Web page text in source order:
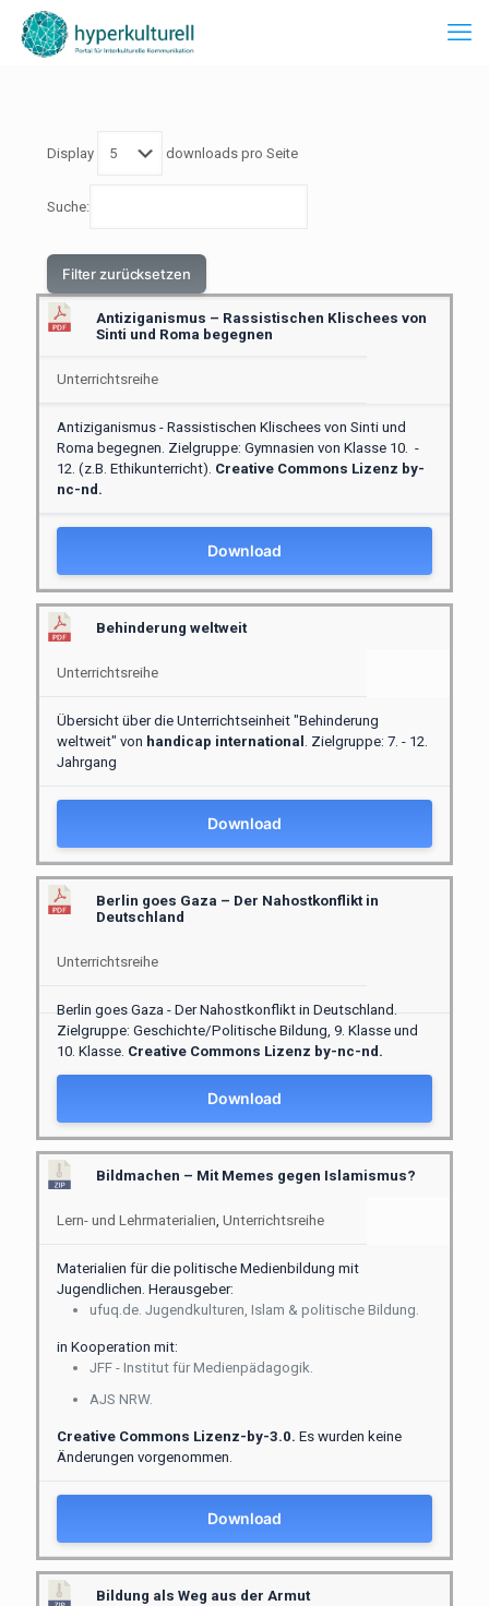
Display downloads pro Seite
Suche:
Filter zurücksetzen
Antiziganismus – Rassistischen Klischees von
Sinti und Roma begegnen
Unterrichtsreihe
Antiziganismus - Rassistischen Klischees von Sinti und
Roma begegnen. Zielgruppe: Gymnasien von Klasse 10. -
12. (z.B. Ethikunterricht). Creative Commons Lizenz by-
nc-nd.
Download
Behinderung weltweit
Unterrichtsreihe
Übersicht über die Unterrichtseinheit "Behinderung
weltweit" von handicap international . Zielgruppe: 7. - 12.
Jahrgang
Download
Berlin goes Gaza – Der Nahostkonflikt in
Deutschland
Unterrichtsreihe
Berlin goes Gaza - Der Nahostkonflikt in Deutschland.
Zielgruppe: Geschichte/Politische Bildung, 9. Klasse und
10. Klasse. Creative Commons Lizenz by-nc-nd.
Download
Bildmachen – Mit Memes gegen Islamismus?
Lern- und Lehrmaterialien, Unterrichtsreihe
Materialien für die politische Medienbildung mit
Jugendlichen. Herausgeber:
ufuq.de. Jugendkulturen, Islam & politische Bildung.
in Kooperation mit:
JFF - Institut für Medienpädagogik.
AJS NRW.
Creative Commons Lizenz-by-3.0. Es wurden keine
Änderungen vorgenommen.
Download
Bildung als Weg aus der Armut